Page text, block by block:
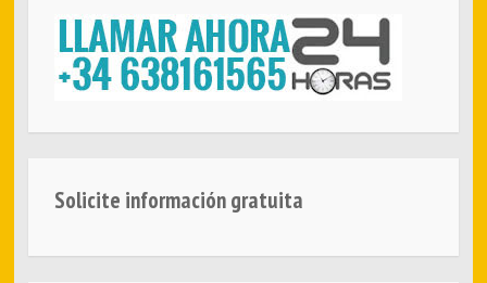
Solicite información gratuita